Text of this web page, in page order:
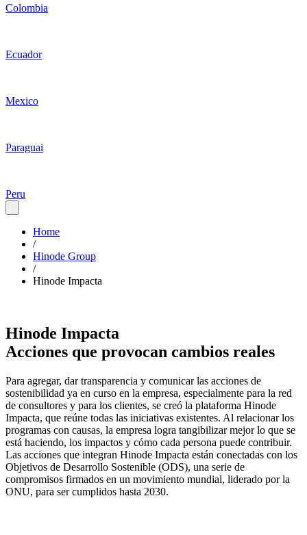
Colombia
Ecuador
Mexico
Paraguai
Peru
Home
/
Hinode Group
/
Hinode Impacta
Hinode Impacta
Acciones que provocan cambios reales
Para agregar, dar transparencia y comunicar las acciones de
sostenibilidad ya en curso en la empresa, especialmente para la red
de consultores y para los clientes, se creó la plataforma Hinode
Impacta, que reúne todas las iniciativas existentes. Al relacionar los
programas con causas, la empresa logra tangibilizar mejor lo que se
está haciendo, los impactos y cómo cada persona puede contribuir.
Las acciones que integran Hinode Impacta están conectadas con los
Objetivos de Desarrollo Sostenible (ODS), una serie de
compromisos firmados en un movimiento mundial, liderado por la
ONU, para ser cumplidos hasta 2030.